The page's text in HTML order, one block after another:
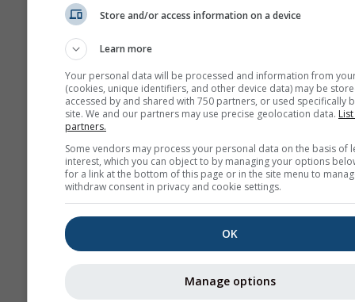
verbranden van
deel van de
in steden is
uitlaatgassen van
motorvoertuigen.
Stikstofdioxide is een
belangrijke
luchtvervuilende stof
het bijdraagt aan de
vorming van ozon,
aanzienlijke
gezondheid.
Store and/or access information on a device
Learn more
Your personal data will be processed and information from
(cookies, unique identifiers, and other device data) may be
accessed by and shared with 750 partners, or used specifically
site. We and our partners may use precise geolocation data.
partners.
Some vendors may process your personal data on the basis of
interest, which you can object to by managing your options
for a link at the bottom of this page or in the site menu to
withdraw consent in privacy and cookie settings.
OK
Manage options